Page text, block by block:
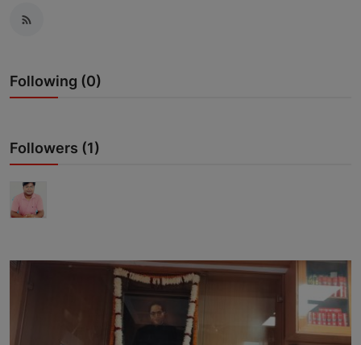
उत्तर प्रदेश
मनोरंजन
लाइफ स्टाइल
फिटनेश
Following (0)
Followers (1)